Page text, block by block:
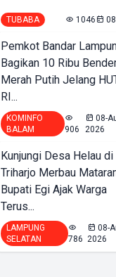
TUBABA 1046
Pemkot Bandar
Bagikan 10 Ribu
Merah Putih Jelang
RI...
KOMINFO
BALAM
906
08-
2026
Kunjungi Desa Helau di
Triharjo Merbau
Bupati Egi Ajak Warga
Terus...
LAMPUNG
SELATAN
786
08-
2026